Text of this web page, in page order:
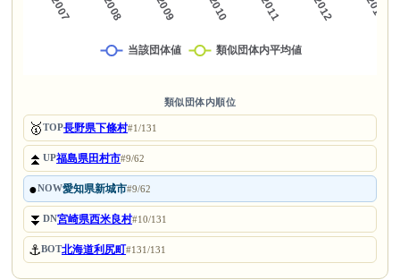
類似団体内順位
🥇TOP長野県下條村#1/131
⏫UP福島県田村市#9/62
●NOW愛知県新城市#9/62
⏬DN宮崎県西米良村#10/131
⚓BOT北海道利尻町#131/131